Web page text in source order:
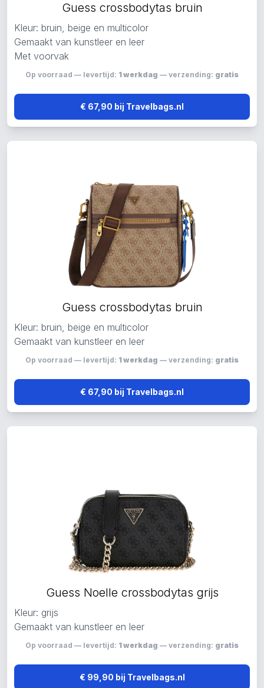
Guess crossbodytas bruin
Kleur: bruin, beige en multicolor
Gemaakt van kunstleer en leer
Met voorvak
Op voorraad — levertijd: 1 werkdag — verzending: gratis
€ 67,90 bij Travelbags.nl
Guess crossbodytas bruin
Kleur: bruin, beige en multicolor
Gemaakt van kunstleer en leer
Op voorraad — levertijd: 1 werkdag — verzending: gratis
€ 67,90 bij Travelbags.nl
Guess Noelle crossbodytas grijs
Kleur: grijs
Gemaakt van kunstleer en leer
Op voorraad — levertijd: 1 werkdag — verzending: gratis
€ 99,90 bij Travelbags.nl